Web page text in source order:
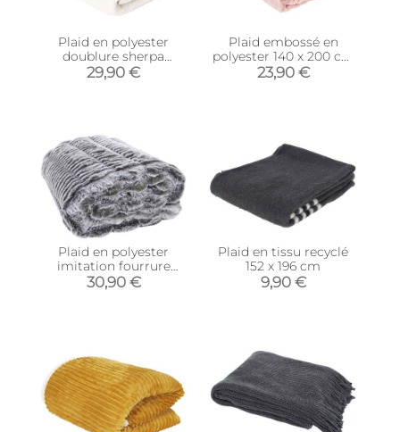
Plaid en polyester
doublure sherpa
Boucle 120 x 150 cm
29,90 €
Plaid embossé en
polyester 140 x 200 cm
(Rose)
23,90 €
Plaid en polyester
imitation fourrure
Opulence 120 x 150 cm
30,90 €
Plaid en tissu recyclé
152 x 196 cm
9,90 €